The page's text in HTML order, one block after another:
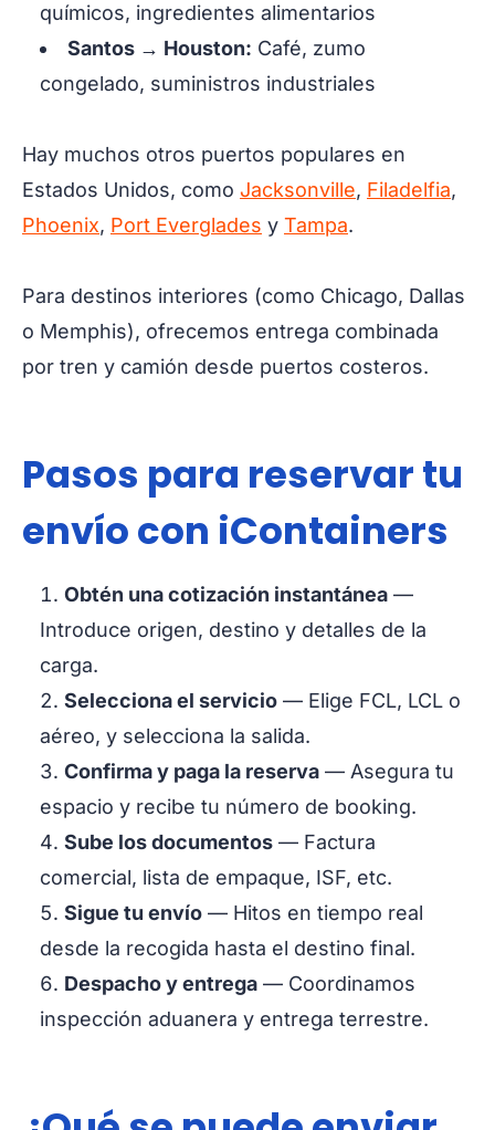
químicos, ingredientes alimentarios
Santos → Houston: Café, zumo
congelado, suministros industriales
Hay muchos otros puertos populares en
Estados Unidos, como Jacksonville, Filadelfia,
Phoenix, Port Everglades y Tampa.
Para destinos interiores (como Chicago, Dallas
o Memphis), ofrecemos entrega combinada
por tren y camión desde puertos costeros.
Pasos para reservar tu
envío con iContainers
Obtén una cotización instantánea —
Introduce origen, destino y detalles de la
carga.
Selecciona el servicio — Elige FCL, LCL o
aéreo, y selecciona la salida.
Confirma y paga la reserva — Asegura tu
espacio y recibe tu número de booking.
Sube los documentos — Factura
comercial, lista de empaque, ISF, etc.
Sigue tu envío — Hitos en tiempo real
desde la recogida hasta el destino final.
Despacho y entrega — Coordinamos
inspección aduanera y entrega terrestre.